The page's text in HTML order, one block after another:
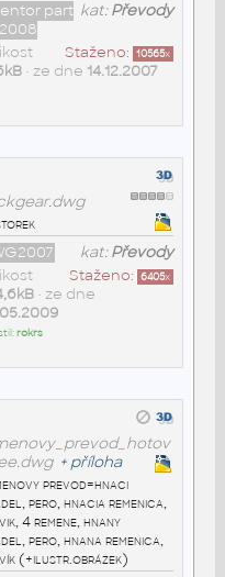
kat:Převody
part
Staženo: 10565x
• ze dne 14.12.2007
kat:Převody
Staženo: 6405x
• ze dne
rokrs
+ příloha
prevod=hnaci
pero, hnacia remenica,
4 remene, hnany
pero, hnana remenica,
(+ilustr.obrázek)